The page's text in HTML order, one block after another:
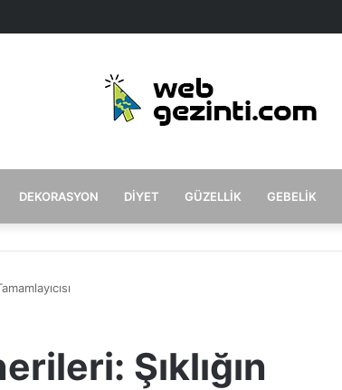
DEKORASYON DIYET GÜZELLIK GEBELIK
Şıklığın